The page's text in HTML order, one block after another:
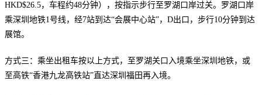
HKD$26.5，车程约48分钟），按指示步行至罗湖口岸过关。罗湖口岸
乘深圳地铁1号线，经7站到达“会展中心站”，D出口，步行10分钟到达
展馆。
方式三：乘坐出租车按以上方式，至罗湖关口入境乘坐深圳地铁，或
至高铁“香港九龙高铁站”直达深圳福田再入境。